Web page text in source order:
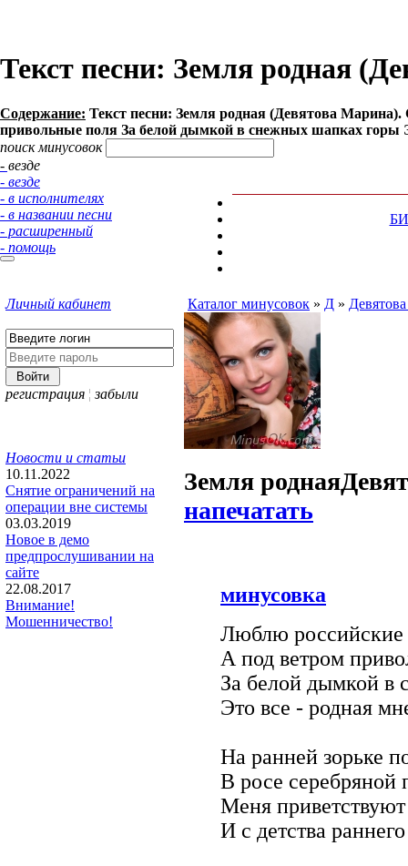
Текст песни: Земля родная
Содержание: Текст песни: Земля родная (Девятова
привольные поля За белой дымкой в снежных шапках горы
поиск минусовок
- везде
- везде
- в исполнителях
- в названии песни
- расширенный
- помощь
Личный кабинет
регистрация ¦ забыли
Новости и статьи
10.11.2022
Снятие ограничений на
операции вне системы
03.03.2019
Новое в демо
предпрослушивании на
сайте
22.08.2017
Внимание!
Мошенничество!
Каталог минусовок » Д »
Земля родная
напечатать
минусовка
Люблю российские
А под ветром
За белой дымкой в
Это все - родная
На ранней зорьке
В росе серебряной
Меня
И с детства